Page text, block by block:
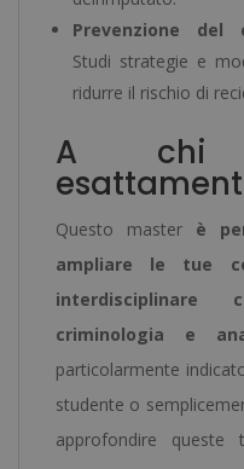
Prevenzione del
Studi strategie e
ridurre il rischio di
A chi
Questo master è
ampliare le tue
interdisciplinare
criminologia e
particolarmente
studente o
approfondire queste